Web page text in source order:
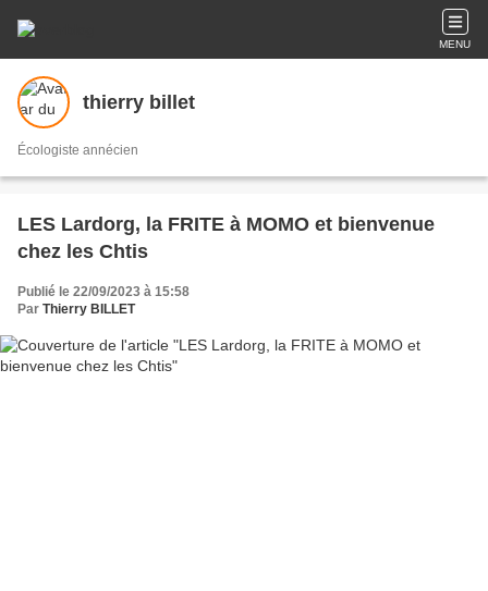
MENU
thierry billet
Écologiste annécien
LES Lardorg, la FRITE à MOMO et bienvenue
chez les Chtis
Publié le 22/09/2023 à 15:58
Par Thierry BILLET